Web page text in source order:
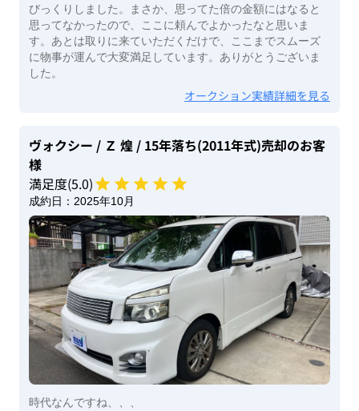
びっくりしました。まさか、思ってた倍の金額にはなると
思ってなかったので、ここに頼んでよかったなと思いま
す。あとは取りに来ていただくだけで、ここまでスムーズ
に物事が運んで大変満足しています。ありがとうございま
した。
オークション実績詳細を見る
ヴォクシー / Ｚ 煌 / 15年落ち(2011年式)売却のお客
様
満足度(5.0)
成約日： 2025年10月
時代なんですね、、、